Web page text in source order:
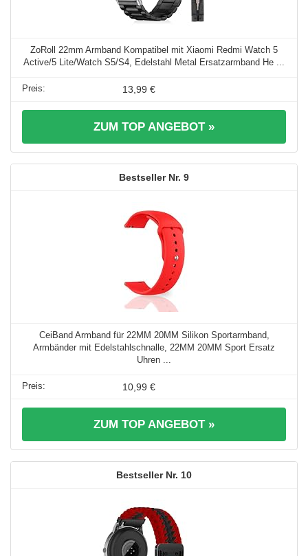
ZoRoll 22mm Armband Kompatibel mit Xiaomi Redmi Watch 5
Active/5 Lite/Watch S5/S4, Edelstahl Metal Ersatzarmband He ...
13,99 €
ZUM TOP ANGEBOT »
9
CeiBand Armband für 22MM 20MM Silikon Sportarmband,
Armbänder mit Edelstahlschnalle, 22MM 20MM Sport Ersatz
Uhren ...
10,99 €
ZUM TOP ANGEBOT »
10